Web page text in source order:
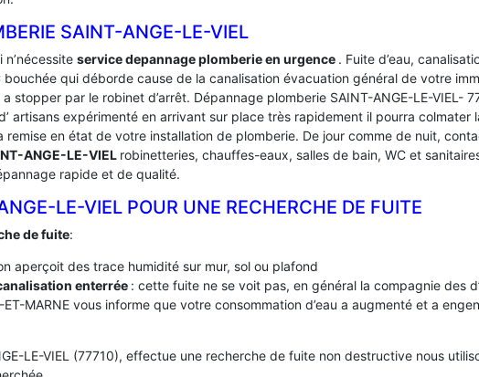
SAINT-ANGE-LE-VIEL
service depannage plomberie en urgence . Fuite d’eau,
qui déborde cause de la canalisation évacuation général de votre
a stopper par le robinet d’arrêt. Dépannage plomberie SAINT-ANGE-LE-VIEL-
artisans expérimenté en arrivant sur place très rapidement il pourra
remise en état de votre installation de plomberie. De jour comme de nuit,
ANGE-LE-VIEL robinetteries, chauffes-eaux, salles de bain, WC et
rapide et de qualité.
LE-VIEL POUR UNE RECHERCHE DE FUITE
de fuite:
aperçoit des trace humidité sur mur, sol ou plafond
enterrée : cette fuite ne se voit pas, en général la compagnie des
MARNE vous informe que votre consommation d’eau a augmenté et a
LE-VIEL (77710), effectue une recherche de fuite non destructive nous